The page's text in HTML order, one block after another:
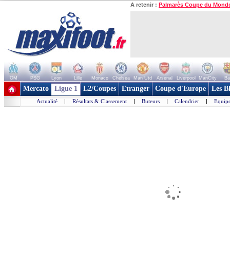
A retenir : Palmarès Coupe du
OM PSG Lyon Lille Monaco Chelsea Man Utd Arsenal Liverpool ManCity
+ de clubs
Mercato Ligue 1 L2/Coupes Etranger Coupe d'Europe Les
Actualité | Résultats & Classement | Buteurs | Calendrier |